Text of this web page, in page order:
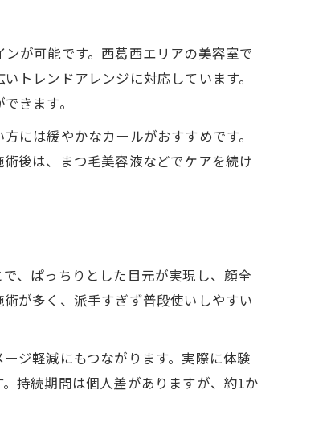
が可能です。西葛西エリアの美容室で
トレンドアレンジに対応しています。
きます。
には緩やかなカールがおすすめです。
後は、まつ毛美容液などでケアを続け
、ぱっちりとした目元が実現し、顔全
が多く、派手すぎず普段使いしやすい
ジ軽減にもつながります。実際に体験
持続期間は個人差がありますが、約1か